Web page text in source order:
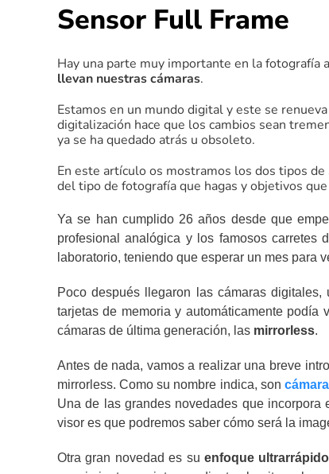
Sensor Full Frame
Hay una parte muy importante en la fotografía
llevan nuestras cámaras.
Estamos en un mundo digital y este se
digitalización hace que los cambios sean
ya se ha quedado atrás u obsoleto.
En este artículo os mostramos los dos tipos
del tipo de fotografía que hagas y objetivos
Ya se han cumplido 26 años desde que
profesional analógica y los famosos carretes
laboratorio, teniendo que esperar un mes
Poco después llegaron las cámaras
tarjetas de memoria y automáticamente
cámaras de última generación, las mirrorless.
Antes de nada, vamos a realizar una breve
mirrorless. Como su nombre indica, son
Una de las grandes novedades que incorpora
visor es que podremos saber cómo será la
Otra gran novedad es suenfoque ultrarrápido